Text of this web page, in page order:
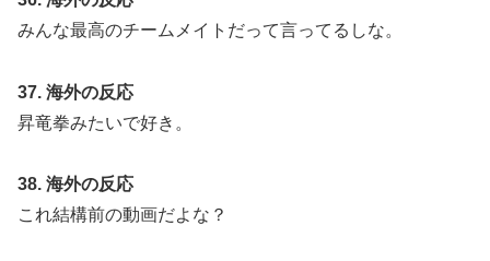
みんな最高のチームメイトだって言ってるしな。
37. 海外の反応
昇竜拳みたいで好き。
38. 海外の反応
これ結構前の動画だよな？